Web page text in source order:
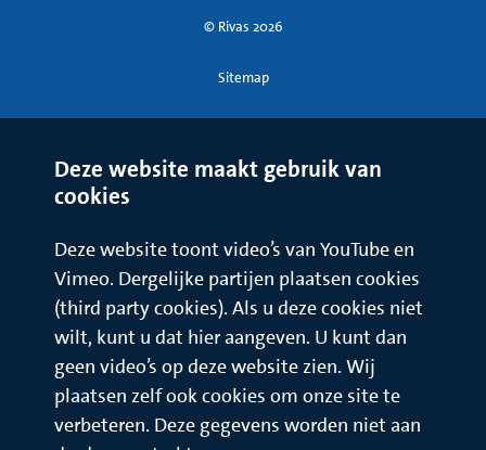
© Rivas 2026
Sitemap
Deze website maakt gebruik van
cookies
Deze website toont video’s van YouTube en
Vimeo. Dergelijke partijen plaatsen cookies
(third party cookies). Als u deze cookies niet
wilt, kunt u dat hier aangeven. U kunt dan
geen video’s op deze website zien. Wij
plaatsen zelf ook cookies om onze site te
verbeteren. Deze gegevens worden niet aan